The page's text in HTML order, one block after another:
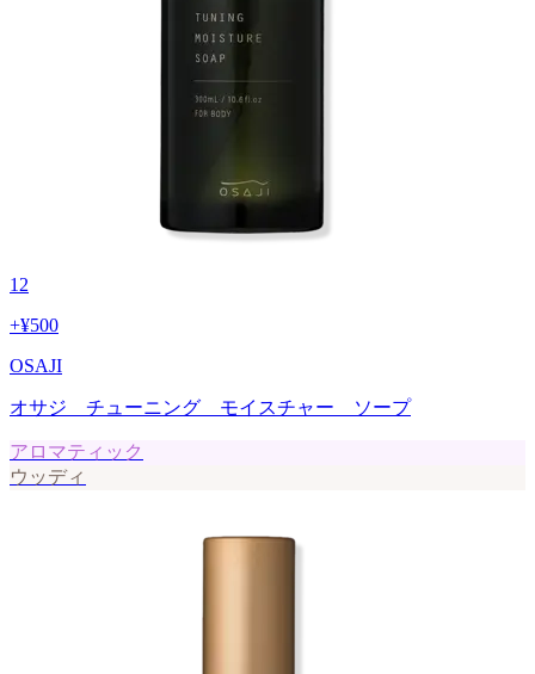
12
+¥500
OSAJI
オサジ チューニング モイスチャー ソープ
アロマティック
ウッディ